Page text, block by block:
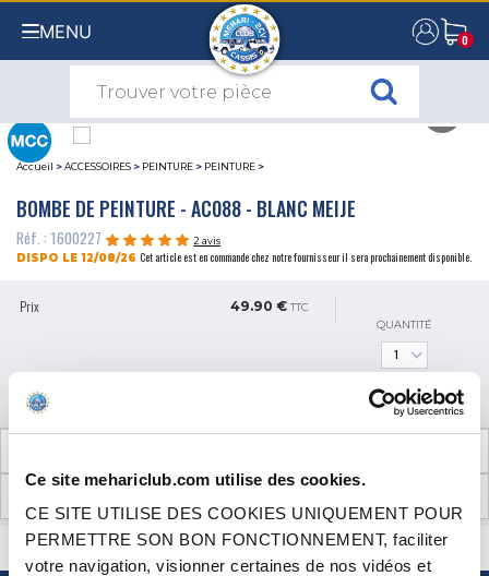
Ce site mehariclub.com utilise des cookies.
CE SITE UTILISE DES COOKIES UNIQUEMENT POUR
PERMETTRE SON BON FONCTIONNEMENT, faciliter
votre navigation, visionner certaines de nos vidéos et
MENU 0
0
Accueil >ACCESSOIRES > PEINTURE > PEINTURE >
BOMBE DE PEINTURE - AC088 - BLANC MEIJE
Réf. : 1600227
2 avis
DISPO LE 12/08/26 Cet article est en commande chez notre fournisseur il sera prochainement disponible.
Prix 49.90 € TTC
QUANTITÉ
UNE QUESTION ? BESOIN D 'AIDE ? CONTACTEZ-NOUS